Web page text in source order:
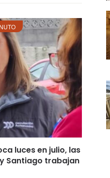
luces en julio, las
Santiago trabajan